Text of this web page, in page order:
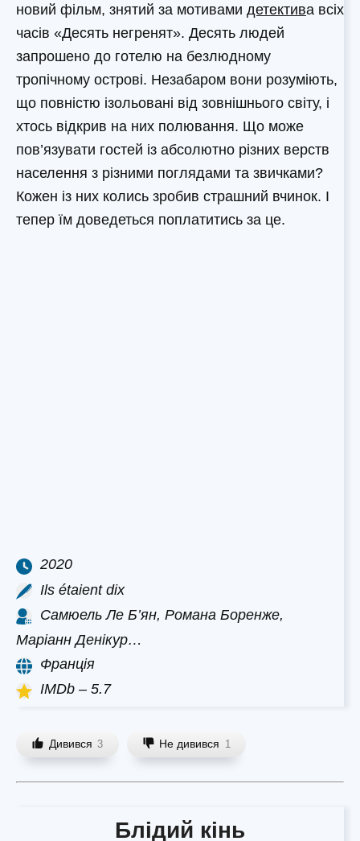
новий фільм, знятий за мотивами детектива всіх
часів «Десять негренят». Десять людей
запрошено до готелю на безлюдному
тропічному острові. Незабаром вони розуміють,
що повністю ізольовані від зовнішнього світу, і
хтось відкрив на них полювання. Що може
пов’язувати гостей із абсолютно різних верств
населення з різними поглядами та звичками?
Кожен із них колись зробив страшний вчинок. І
тепер їм доведеться поплатитись за це.
2020
Ils étaient dix
Самюель Ле Б’ян, Романа Боренже,
Маріанн Денікур…
Франція
IMDb – 5.7
Дивився 3 Не дивився 1
Блідий кінь